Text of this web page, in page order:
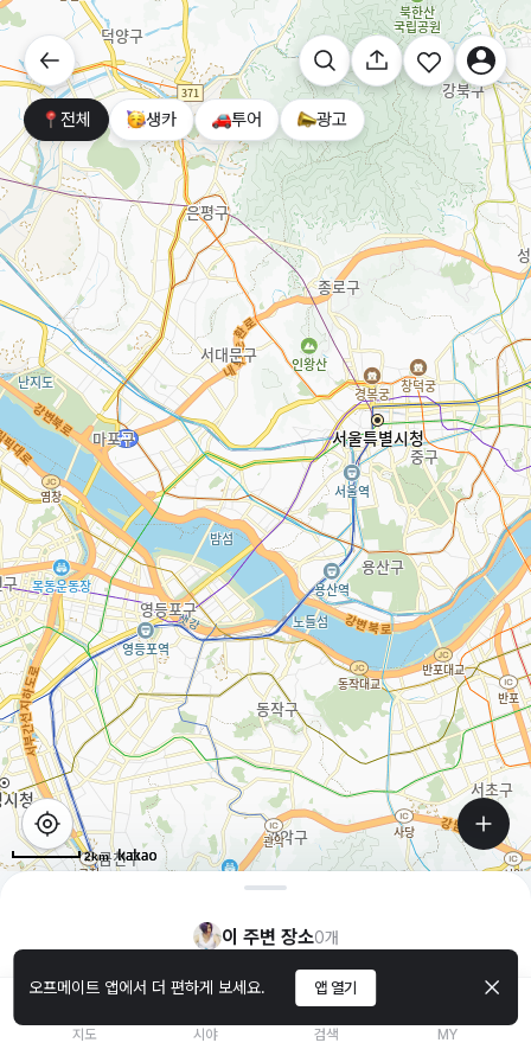
오프메이트 앱에서 더 편하게 보세요. 앱 열기
2km
전체 생카 투어 광고
이 주변 장소0개
지도 시야 검색 MY